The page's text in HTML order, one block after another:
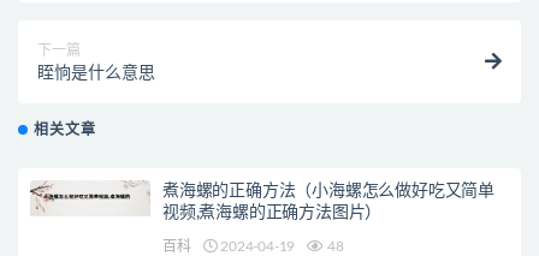
下一篇
眰恦是什么意思
相关文章
煮海螺的正确方法（小海螺怎么做好吃又简单
视频,煮海螺的正确方法图片）
百科 2024-04-19 48